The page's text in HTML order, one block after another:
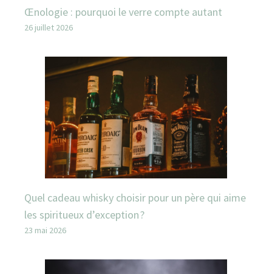
Œnologie : pourquoi le verre compte autant
26 juillet 2026
Quel cadeau whisky choisir pour un père qui aime
les spiritueux d’exception ?
23 mai 2026